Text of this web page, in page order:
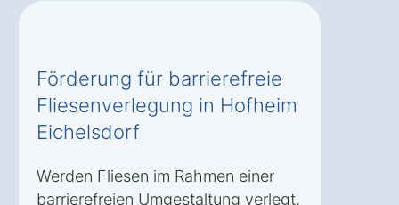
Förderung für barrierefreie
Fliesenverlegung in Hofheim
Eichelsdorf
Werden Fliesen im Rahmen einer
barrierefreien Umgestaltung verlegt,